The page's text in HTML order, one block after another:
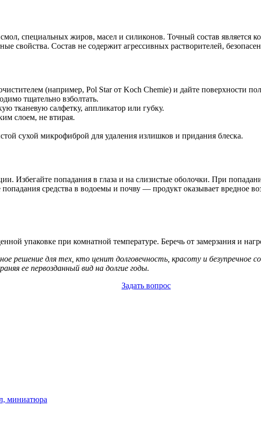
специальных жиров, масел и силиконов. Точный состав является
свойства. Состав не содержит агрессивных растворителей,
(например, Pol Star от Koch Chemie) и дайте поверхности
тщательно взболтать.
тканевую салфетку, аппликатор или губку.
слоем, не втирая.
сухой микрофиброй для удаления излишков и придания блеска.
Избегайте попадания в глаза и на слизистые оболочки. При
средства в водоемы и почву — продукт оказывает вредное
упаковке при комнатной температуре. Беречь от замерзания и
решение для тех, кто ценит долговечность, красоту и безупречное
ее первозданный вид на долгие годы.
Задать вопрос